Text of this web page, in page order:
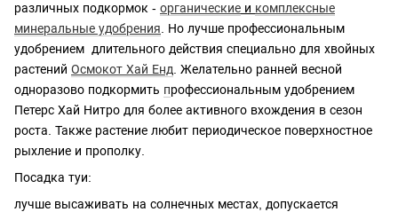
различных подкормок - органические и комплексные
минеральные удобрения . Но лучше профессиональным
удобрением длительного действия специально для хвойных
растений Осмокот Хай Енд . Желательно ранней весной
одноразово подкормить профессиональным удобрением
Петерс Хай Нитро для более активного вхождения в сезон
роста. Также растение любит периодическое поверхностное
рыхление и прополку.
Посадка туи:
лучше высаживать на солнечных местах, допускается